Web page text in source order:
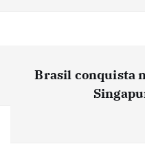
Brasil conquista